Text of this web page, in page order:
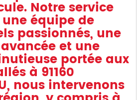
Notre service
équipe de
passionnés, une
et une
portée aux
à 91160
nous intervenons